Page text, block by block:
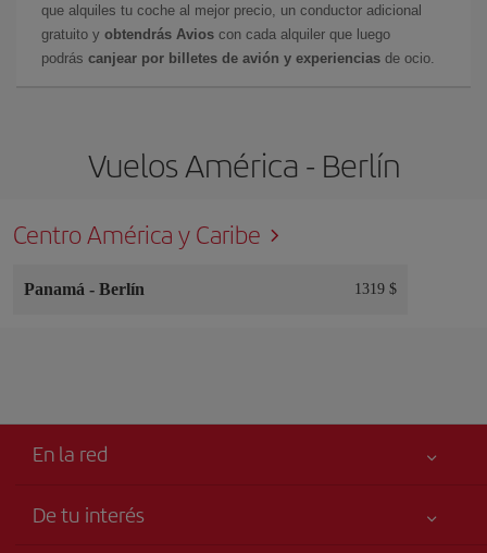
que alquiles tu coche al mejor precio, un conductor adicional
gratuito y obtendrás Avios con cada alquiler que luego
podrás canjear por billetes de avión y experiencias de ocio.
Vuelos América - Berlín
Centro América y Caribe
Panamá - Berlín 1319 $
En la red
De tu interés